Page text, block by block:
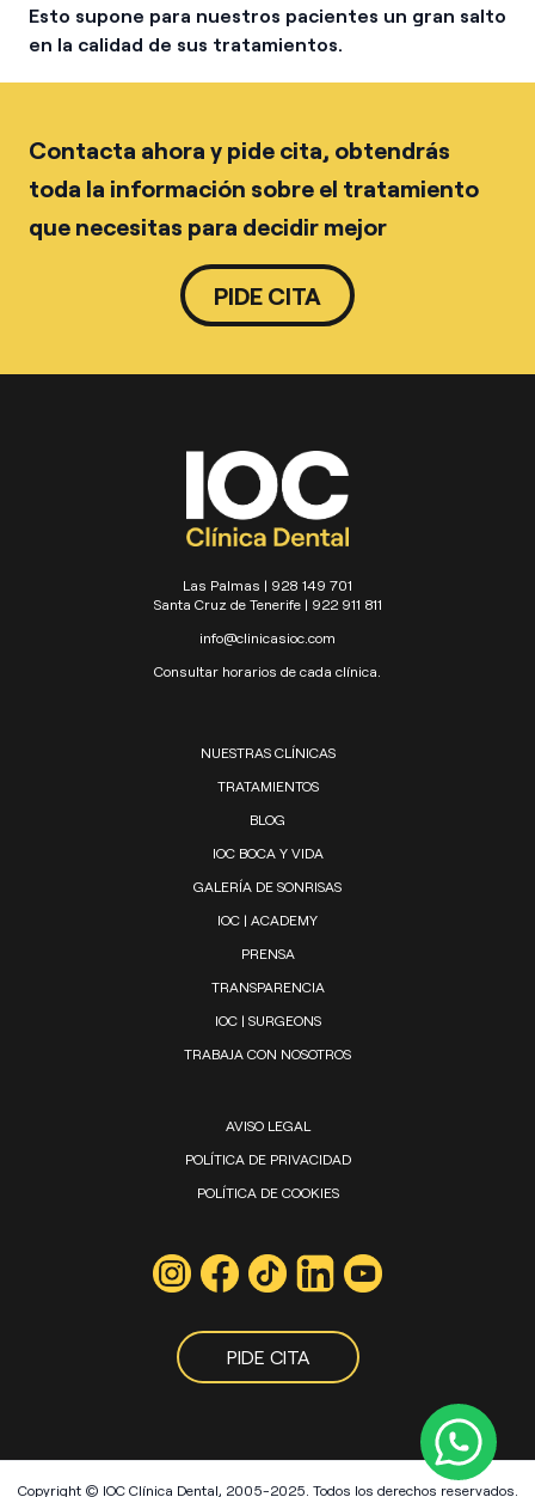
Esto supone para nuestros pacientes un gran salto
en la calidad de sus tratamientos.
Contacta ahora y pide cita, obtendrás
toda la información sobre el tratamiento
que necesitas para decidir mejor
PIDE CITA
Las Palmas | 928 149 701
Santa Cruz de Tenerife | 922 911 811
info@clinicasioc.com
Consultar horarios de cada clínica.
NUESTRAS CLÍNICAS
TRATAMIENTOS
BLOG
IOC BOCA Y VIDA
GALERÍA DE SONRISAS
IOC | ACADEMY
PRENSA
TRANSPARENCIA
IOC | SURGEONS
TRABAJA CON NOSOTROS
AVISO LEGAL
POLÍTICA DE PRIVACIDAD
POLÍTICA DE COOKIES
PIDE CITA
Copyright © IOC Clínica Dental, 2005-2025. Todos los derechos reservados.